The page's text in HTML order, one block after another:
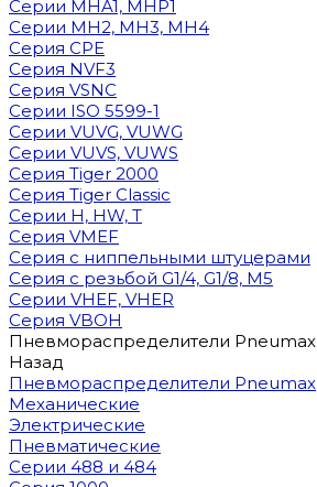
Cерии MHA1, MHP1
Cерии MH2, MH3, MH4
Cерия CPE
Серия NVF3
Серия VSNC
Серии ISO 5599-1
Серии VUVG, VUWG
Серии VUVS, VUWS
Серия Tiger 2000
Серия Tiger Classic
Серии H, HW, T
Серия VMEF
Серия с ниппельными штуцерами
Серия с резьбой G1/4, G1/8, М5
Серии VHEF, VHER
Серия VBOH
Пневмораспределители Pneumax
Назад
Пневмораспределители Pneumax
Механические
Электрические
Пневматические
Серии 488 и 484